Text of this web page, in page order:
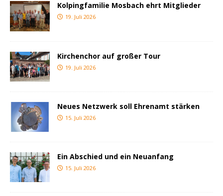
Kolpingfamilie Mosbach ehrt Mitglieder
19. Juli 2026
Kirchenchor auf großer Tour
19. Juli 2026
Neues Netzwerk soll Ehrenamt stärken
15. Juli 2026
Ein Abschied und ein Neuanfang
15. Juli 2026